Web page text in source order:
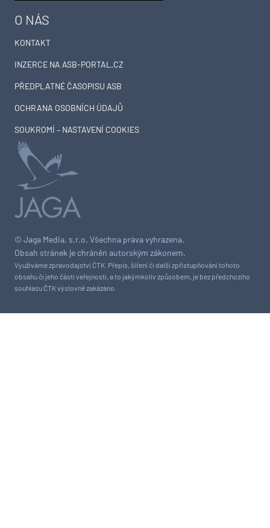
© Jaga Media, s.r.o. Všechna práva vyhrazena.
Obsah stránek je chráněn autorským zákonem.
Využíváme zpravodajství ČTK. Přepis, šíření či další zpřístupňování tohoto
obsahu či jeho části veřejnosti, a to jakýmkoliv způsobem, je bez předchozího
souhlasu ČTK výslovně zakázáno.
O NÁS
KONTAKT
INZERCE NA ASB-PORTAL.CZ
PŘEDPLATNÉ ČASOPISU ASB
OCHRANA OSOBNÍCH ÚDAJŮ
SOUKROMÍ – NASTAVENÍ COOKIES